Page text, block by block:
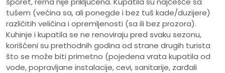
tušem (većina sa, ali ponegde i bez tuš kade/duzijere)
različitih veličina i opremljenosti (sa ili bez prozora).
Kuhinje i kupatila se ne renoviraju pred svaku sezonu,
korišćeni su prethodnih godina od strane drugih turista
što se može biti primetno (pojedena vrata kupatila od
vode, popravljane instalacije, cevi, sanitarije, zarđali